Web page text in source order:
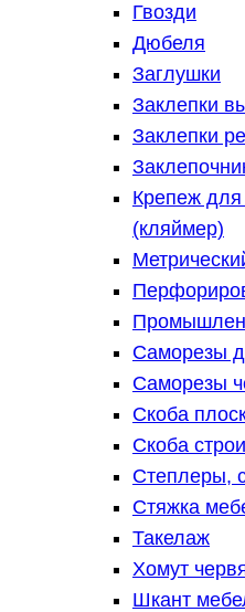
Гвозди
Дюбеля
Заглушки
Заклепки
Заклепки
Крепеж для
(кляймер)
Саморезы
Саморезы
Скоба
Скоба
Степлеры,
Стяжка
Такелаж
Хомут
Шкант